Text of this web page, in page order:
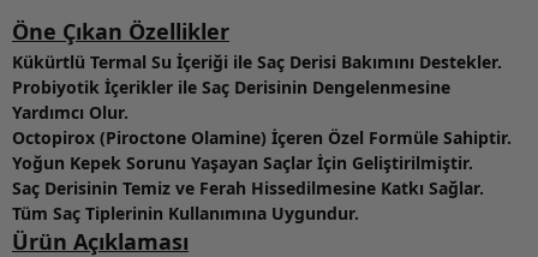
Öne Çıkan Özellikler
Kükürtlü Termal Su İçeriği ile Saç Derisi Bakımını Destekler.
Probiyotik İçerikler ile Saç Derisinin Dengelenmesine
Yardımcı Olur.
Octopirox (Piroctone Olamine) İçeren Özel Formüle Sahiptir.
Yoğun Kepek Sorunu Yaşayan Saçlar İçin Geliştirilmiştir.
Saç Derisinin Temiz ve Ferah Hissedilmesine Katkı Sağlar.
Tüm Saç Tiplerinin Kullanımına Uygundur.
Ürün Açıklaması